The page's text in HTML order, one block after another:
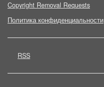
Copyright Removal Requests
Политика конфиденциальности
RSS